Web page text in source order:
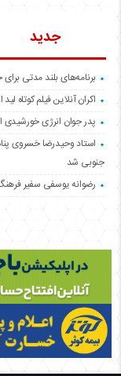
جدید
برنامه‌های بلند مدتی برای
اکران آنلاین فیلم کوتاه لید
پدر جوان انرژی
استاد وحیدرضا خسروی
جنوبی شد
رضوانه یوسفی سفیر